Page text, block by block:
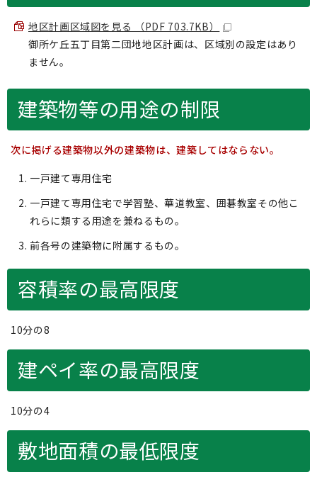
地区計画区域図を見る （PDF 703.7KB）
御所ケ丘五丁目第二団地地区計画は、区域別の設定はあり
ません。
建築物等の用途の制限
次に掲げる建築物以外の建築物は、建築してはならない。
一戸建て専用住宅
一戸建て専用住宅で学習塾、華道教室、囲碁教室その他こ
れらに類する用途を兼ねるもの。
前各号の建築物に附属するもの。
容積率の最高限度
10分の8
建ペイ率の最高限度
10分の4
敷地面積の最低限度